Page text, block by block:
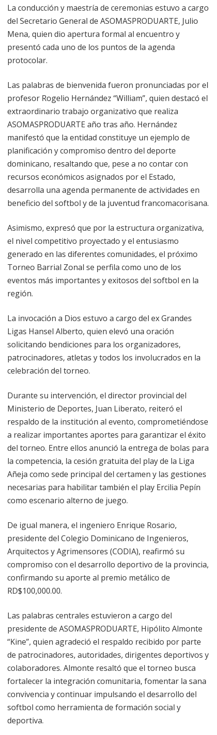
La conducción y maestría de ceremonias estuvo a cargo
del Secretario General de ASOMASPRODUARTE, Julio
Mena, quien dio apertura formal al encuentro y
presentó cada uno de los puntos de la agenda
protocolar.
Las palabras de bienvenida fueron pronunciadas por el
profesor Rogelio Hernández “William”, quien destacó el
extraordinario trabajo organizativo que realiza
ASOMASPRODUARTE año tras año. Hernández
manifestó que la entidad constituye un ejemplo de
planificación y compromiso dentro del deporte
dominicano, resaltando que, pese a no contar con
recursos económicos asignados por el Estado,
desarrolla una agenda permanente de actividades en
beneficio del softbol y de la juventud francomacorisana.
Asimismo, expresó que por la estructura organizativa,
el nivel competitivo proyectado y el entusiasmo
generado en las diferentes comunidades, el próximo
Torneo Barrial Zonal se perfila como uno de los
eventos más importantes y exitosos del softbol en la
región.
La invocación a Dios estuvo a cargo del ex Grandes
Ligas Hansel Alberto, quien elevó una oración
solicitando bendiciones para los organizadores,
patrocinadores, atletas y todos los involucrados en la
celebración del torneo.
Durante su intervención, el director provincial del
Ministerio de Deportes, Juan Liberato, reiteró el
respaldo de la institución al evento, comprometiéndose
a realizar importantes aportes para garantizar el éxito
del torneo. Entre ellos anunció la entrega de bolas para
la competencia, la cesión gratuita del play de la Liga
Añeja como sede principal del certamen y las gestiones
necesarias para habilitar también el play Ercilia Pepín
como escenario alterno de juego.
De igual manera, el ingeniero Enrique Rosario,
presidente del Colegio Dominicano de Ingenieros,
Arquitectos y Agrimensores (CODIA), reafirmó su
compromiso con el desarrollo deportivo de la provincia,
confirmando su aporte al premio metálico de
RD$100,000.00.
Las palabras centrales estuvieron a cargo del
presidente de ASOMASPRODUARTE, Hipólito Almonte
“Kine”, quien agradeció el respaldo recibido por parte
de patrocinadores, autoridades, dirigentes deportivos y
colaboradores. Almonte resaltó que el torneo busca
fortalecer la integración comunitaria, fomentar la sana
convivencia y continuar impulsando el desarrollo del
softbol como herramienta de formación social y
deportiva.